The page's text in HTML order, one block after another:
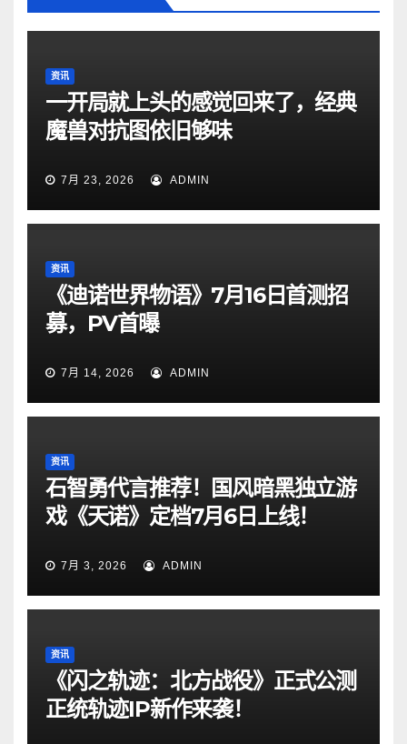
资讯
一开局就上头的感觉回来了，经典
魔兽对抗图依旧够味
7月 23, 2026 ADMIN
资讯
《迪诺世界物语》7月16日首测招
募，PV首曝
7月 14, 2026 ADMIN
资讯
石智勇代言推荐！国风暗黑独立游
戏《天诺》定档7月6日上线！
7月 3, 2026 ADMIN
资讯
《闪之轨迹：北方战役》正式公测
正统轨迹IP新作来袭！